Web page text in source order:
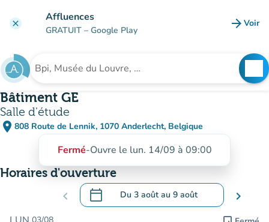
clear Affluences
GRATUIT – Google Play arrow_forward Voir
Rechercher un établissement
Bâtiment GE
Salle d'étude
place 808 Route de Lennik, 1070 Anderlecht, Belgique
(ouvrir dans Google Maps)
(nouvel onglet)
Fermé-Ouvre le lun. 14/09 à 09:00
Horaires d'ouverture
chevron_left calendar_today Du 3 aoûtau 9 août
.Ouvrir le calendrier pour changer de
chevron_right